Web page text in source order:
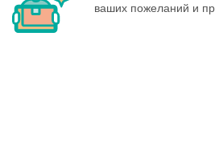
ваших пожеланий и